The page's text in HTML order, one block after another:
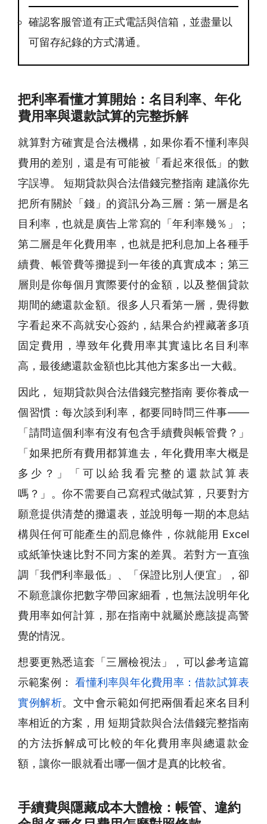
確認客服管道有正式電話與信箱，並盡量以
可留存紀錄的方式溝通。
把利率看懂才算開始：名目利率、年化
費用率與還款試算的完整拆解
就算對方確實是合法機構，如果你看不懂利率與
費用的差別，還是有可能被「看起來很低」的數
字誤導。 短期貸款與合法借錢完整指南 建議你先
把所有關於「錢」的資訊分為三層：第一層是名
目利率，也就是廣告上常寫的「年利率幾％」；
第二層是年化費用率，也就是把利息加上各種手
續費、帳管費等攤提到一年後的真實成本；第三
層則是你每個月實際要付的金額，以及整個貸款
期間的總還款金額。很多人只看第一層，覺得數
字看起來不高就安心簽約，結果合約裡藏著多項
固定費用，導致年化費用率其實遠比名目利率
高，最後總還款金額也比其他方案多出一大截。
因此， 短期貸款與合法借錢完整指南 要你養成一
個習慣：每次談到利率，都要同時問三件事——
「請問這個利率有沒有包含手續費與帳管費？」
「如果把所有費用都算進去，年化費用率大概是
多少？」「可以給我看完整的還款試算表
嗎？」。你不需要自己寫程式做試算，只要對方
願意提供清楚的攤還表，並說明每一期的本息結
構與任何可能產生的罰息條件，你就能用 Excel
或紙筆快速比對不同方案的差異。若對方一直強
調「我們利率最低」、「保證比別人便宜」，卻
不願意讓你把數字帶回家細看，也無法說明年化
費用率如何計算，那在指南中就屬於應該提高警
覺的情況。
想要更熟悉這套「三層檢視法」，可以參考這篇
示範案例：
看懂利率與年化費用率：借款試算表
實例解析。文中會示範如何把兩個看起來名目利
率相近的方案，用 短期貸款與合法借錢完整指南
的方法拆解成可比較的年化費用率與總還款金
額，讓你一眼就看出哪一個才是真的比較省。
手續費與隱藏成本大體檢：帳管、違約